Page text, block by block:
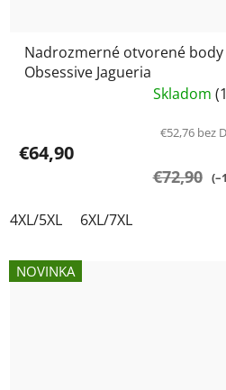
Nadrozmerné otvorené
Obsessive Jagueria
Skladom
€52,76 bez
€64,90
€72,90
4XL/5XL 6XL/7XL
NOVINKA